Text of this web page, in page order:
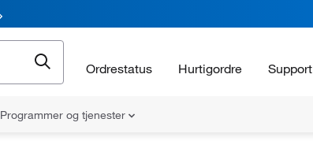
Ordrestatus Hurtigordre Support
Programmer og tjenester